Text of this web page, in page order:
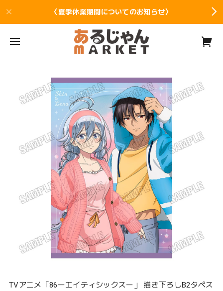
〈夏季休業期間についてのお知らせ〉
TVアニメ「86ーエイティシックスー」 描き下ろしB2タペス